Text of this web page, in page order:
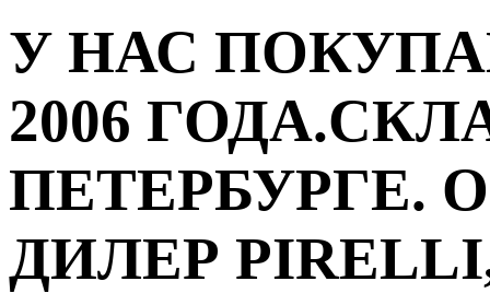
У НАС
2006
ПЕТЕРБУРГЕ.
ДИЛЕР